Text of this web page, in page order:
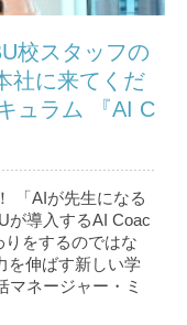
校スタッフの
社に来てくだ
ュラム 『AI C
「AIが先生になる
が導入するAI Coac
をするのではな
を伸ばす新しい学
マネージャー・ミ